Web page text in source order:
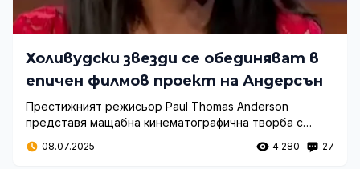
Холивудски звезди се обединяват в
епичен филмов проект на Андерсън
Престижният режисьор Paul Thomas Anderson
представя мащабна кинематографична творба с
участието на водещи холивудски таланти, която
обещава дълбок социален коментар и изключителни
08.07.2025 4 280 27